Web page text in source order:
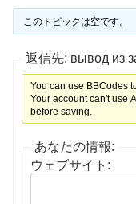
このトピックは空です。
返信先: вывод из
You can use BBCodes
Your account can't use
before saving.
あなたの情報:
ウェブサイト: